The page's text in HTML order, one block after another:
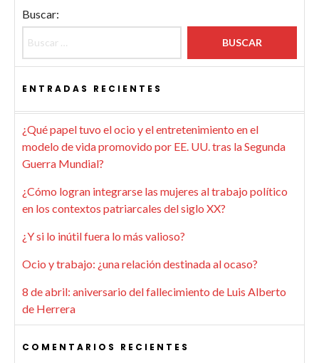
Buscar:
ENTRADAS RECIENTES
¿Qué papel tuvo el ocio y el entretenimiento en el
modelo de vida promovido por EE. UU. tras la Segunda
Guerra Mundial?
¿Cómo logran integrarse las mujeres al trabajo político
en los contextos patriarcales del siglo XX?
¿Y si lo inútil fuera lo más valioso?
Ocio y trabajo: ¿una relación destinada al ocaso?
8 de abril: aniversario del fallecimiento de Luis Alberto
de Herrera
COMENTARIOS RECIENTES